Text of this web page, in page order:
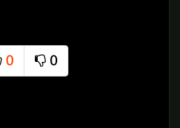
0
추천
0
비추천